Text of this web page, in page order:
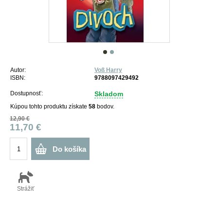
Autor:
Voß Harry
ISBN:
9788097429492
Dostupnosť: Skladom
Kúpou tohto produktu získate 58 bodov.
12,90 €
11,70 €
Do košíka
Strážiť